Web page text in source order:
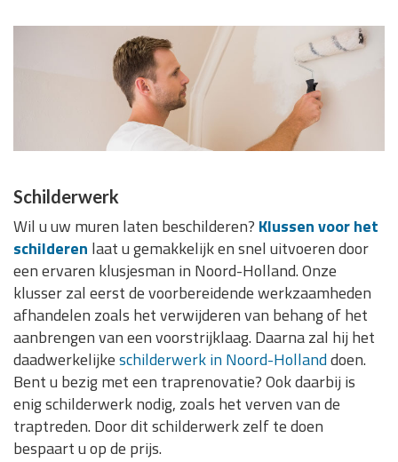
Schilderwerk
Wil u uw muren laten beschilderen? Klussen voor het
schilderen laat u gemakkelijk en snel uitvoeren door
een ervaren klusjesman in Noord-Holland. Onze
klusser zal eerst de voorbereidende werkzaamheden
afhandelen zoals het verwijderen van behang of het
aanbrengen van een voorstrijklaag. Daarna zal hij het
daadwerkelijkeschilderwerk in Noord-Hollanddoen.
Bent u bezig met een traprenovatie? Ook daarbij is
enig schilderwerk nodig, zoals het verven van de
traptreden. Door dit schilderwerk zelf te doen
bespaart u op de prijs.